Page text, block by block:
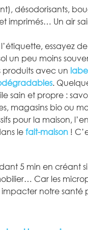
désodorisants,
imprimés… Un air
essayez
un peu moins
produits avec un
.
sain et propre :
magasins bio ou
pour la maison,
le fait-maison !
5 min en créant
Car les
notre santé